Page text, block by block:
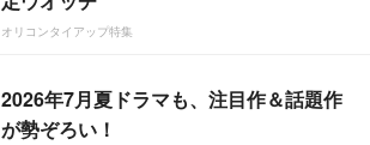
オリコンタイアップ特集
2026年7月夏ドラマも、注目作＆話題作
が勢ぞろい！